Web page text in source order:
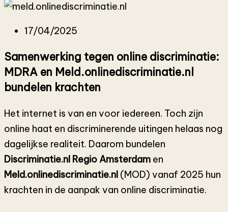
17/04/2025
Samenwerking tegen online discriminatie:
MDRA en Meld.onlinediscriminatie.nl
bundelen krachten
Het internet is van en voor iedereen. Toch zijn
online haat en discriminerende uitingen helaas nog
dagelijkse realiteit. Daarom bundelen
Discriminatie.nl Regio Amsterdam en
Meld.onlinediscriminatie.nl (MOD) vanaf 2025 hun
krachten in de aanpak van online discriminatie.